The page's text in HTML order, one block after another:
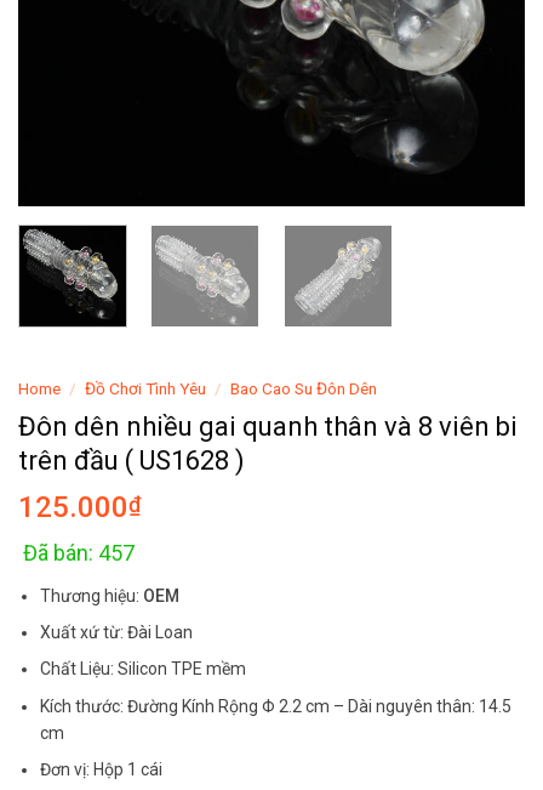
Home / Đồ Chơi Tình Yêu / Bao Cao Su Đôn Dên
Đôn dên nhiều gai quanh thân và 8 viên bi
trên đầu ( US1628 )
125.000₫
Đã bán: 457
Thương hiệu: OEM
Xuất xứ từ: Đài Loan
Chất Liệu: Silicon TPE mềm
Kích thước: Đường Kính Rộng Φ 2.2 cm – Dài nguyên thân: 14.5
cm
Đơn vị: Hộp 1 cái